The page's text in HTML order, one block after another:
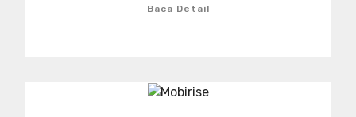
Baca Detail